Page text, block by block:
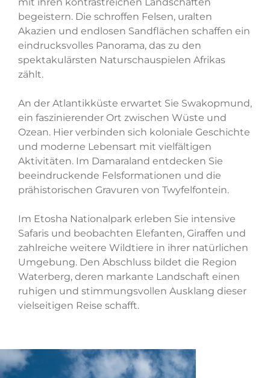
mit ihren kontrastreichen Landschaften
begeistern. Die schroffen Felsen, uralten
Akazien und endlosen Sandflächen schaffen ein
eindrucksvolles Panorama, das zu den
spektakulärsten Naturschauspielen Afrikas
zählt.
An der Atlantikküste erwartet Sie Swakopmund,
ein faszinierender Ort zwischen Wüste und
Ozean. Hier verbinden sich koloniale Geschichte
und moderne Lebensart mit vielfältigen
Aktivitäten. Im Damaraland entdecken Sie
beeindruckende Felsformationen und die
prähistorischen Gravuren von Twyfelfontein.
Im Etosha Nationalpark erleben Sie intensive
Safaris und beobachten Elefanten, Giraffen und
zahlreiche weitere Wildtiere in ihrer natürlichen
Umgebung. Den Abschluss bildet die Region
Waterberg, deren markante Landschaft einen
ruhigen und stimmungsvollen Ausklang dieser
vielseitigen Reise schafft.